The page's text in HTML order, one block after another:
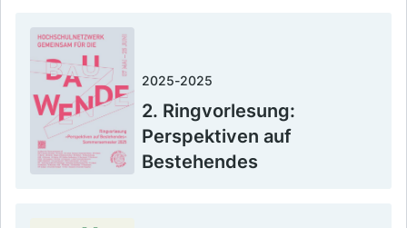
2025-2025
2. Ringvorlesung:
Perspektiven auf
Bestehendes